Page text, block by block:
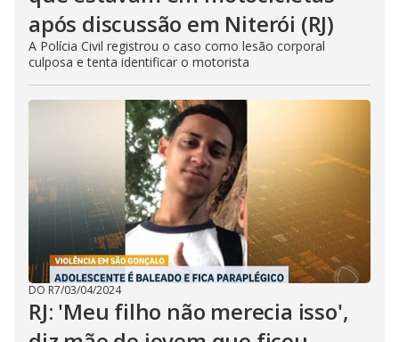
após discussão em Niterói (RJ)
A Polícia Civil registrou o caso como lesão corporal
culposa e tenta identificar o motorista
DO R7/03/04/2024
RJ: 'Meu filho não merecia isso',